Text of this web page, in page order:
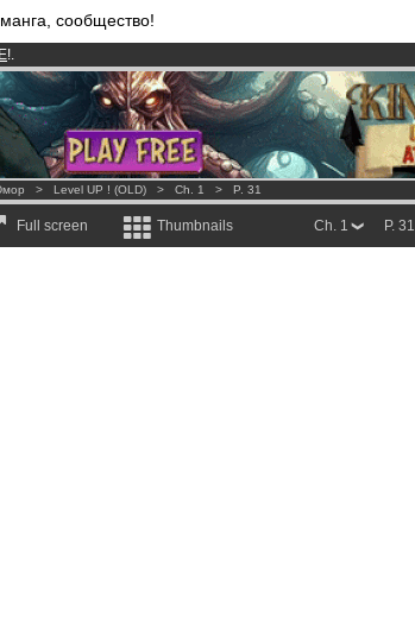
сообщество!
!.
eurosper month !Get membership now
comics & mangas!.
> Level UP ! (OLD) > Ch. 1 > P. 31
Full screen Thumbnails P. 31
Ch. 1